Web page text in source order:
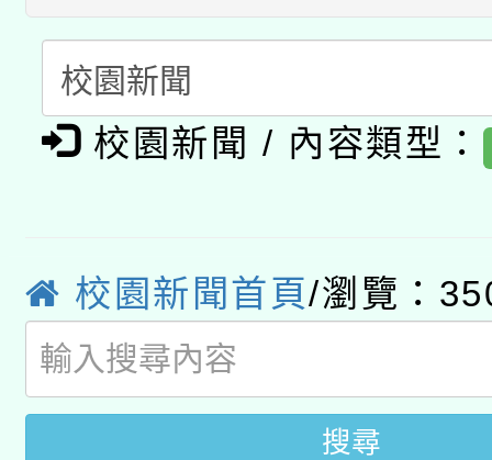
礎課程
A3數位素養講師名單
「數位內容與教學軟體
pilot」
有關大陸委員會函釋公
用水績優單位及節水達
動」
桃園市孔廟祈福系列
開 智慧啟航」
2026年桃園地景藝術
校園新聞 / 內容類型：
校園新聞首頁/瀏覽：
搜尋